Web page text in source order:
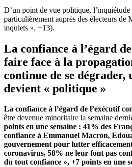
D’un point de vue politique, l’inquiétude
particulièrement auprès des électeurs de
inquiets », +13).
La confiance à l’égard
faire face à la
continue de se dégrader,
devient « politique »
La confiance à l’égard de l’exécutif
être devenue minoritaire la semaine
points en une semaine : 41% des
confiance à Emmanuel Macron,
gouvernement pour lutter
coronavirus, 58% ne leur font pas
du tout confiance », +7 points en une